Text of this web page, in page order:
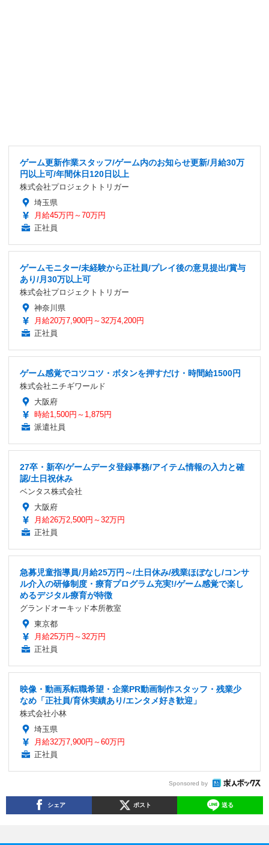
ゲーム更新作業スタッフ/ゲーム内のお知らせ更新/月給30万
円以上可/年間休日120日以上
株式会社プロジェクトトリガー
埼玉県
月給45万円～70万円
正社員
ゲームモニター/未経験から正社員/プレイ後の意見提出/賞与
あり/月30万以上可
株式会社プロジェクトトリガー
神奈川県
月給20万7,900円～32万4,200円
正社員
ゲーム感覚でコツコツ・ボタンを押すだけ・時間給1500円
株式会社ニチギワールド
大阪府
時給1,500円～1,875円
派遣社員
27卒・新卒/ゲームデータ登録事務/アイテム情報の入力と確
認/土日祝休み
ベンタス株式会社
大阪府
月給26万2,500円～32万円
正社員
急募児童指導員/月給25万円～/土日休み/残業ほぼなし/コンサ
ル介入の研修制度・療育プログラム充実!/ゲーム感覚で楽し
めるデジタル療育が特徴
グランドオーキッド本所教室
東京都
月給25万円～32万円
正社員
映像・動画系転職希望・企業PR動画制作スタッフ・残業少
なめ「正社員/育休実績あり/エンタメ好き歓迎」
株式会社小林
埼玉県
月給32万7,900円～60万円
正社員
Sponsored by
シェア ポスト 送る